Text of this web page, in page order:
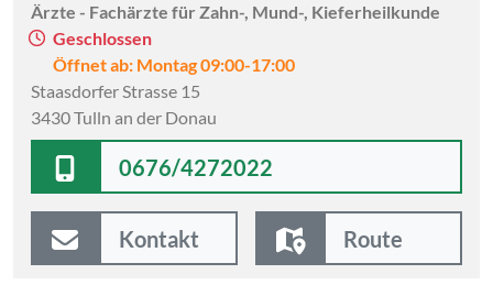
Ärzte - Fachärzte für Zahn-, Mund-, Kieferheilkunde
Geschlossen
Öffnet ab: Montag 09:00-17:00
Staasdorfer Strasse 15
3430 Tulln an der Donau
0676/4272022
Kontakt Route